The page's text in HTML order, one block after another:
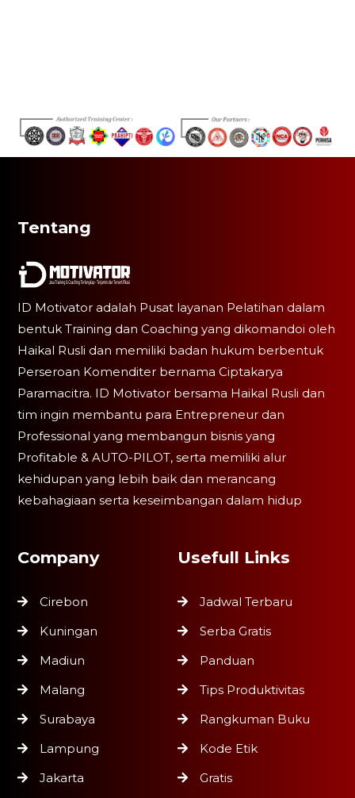
Tentang
ID Motivator adalah Pusat layanan Pelatihan dalam
bentuk Training dan Coaching yang dikomandoi oleh
Haikal Rusli dan memiliki badan hukum berbentuk
Perseroan Komenditer bernama Ciptakarya
Paramacitra. ID Motivator bersama Haikal Rusli dan
tim ingin membantu para Entrepreneur dan
Professional yang membangun bisnis yang
Profitable & AUTO-PILOT, serta memiliki alur
kehidupan yang lebih baik dan merancang
kebahagiaan serta keseimbangan dalam hidup
Company
Cirebon
Kuningan
Madiun
Malang
Surabaya
Lampung
Jakarta
Usefull Links
Jadwal Terbaru
Serba Gratis
Panduan
Tips Produktivitas
Rangkuman Buku
Kode Etik
Gratis